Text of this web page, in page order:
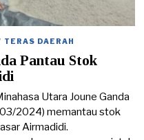
TERAS DAERAH
Pantau Stok
Utara Joune Ganda
2024) memantau stok
Airmadidi.